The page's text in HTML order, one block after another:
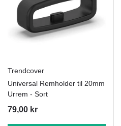
Trendcover
Universal Remholder til 20mm
Urrem - Sort
79,00 kr